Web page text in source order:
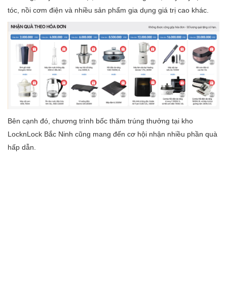
tóc, nồi cơm điện và nhiều sản phẩm gia dụng giá trị cao khác.
Bên cạnh đó, chương trình bốc thăm trúng thưởng tại kho
LocknLock Bắc Ninh cũng mang đến cơ hội nhận nhiều phần quà
hấp dẫn.